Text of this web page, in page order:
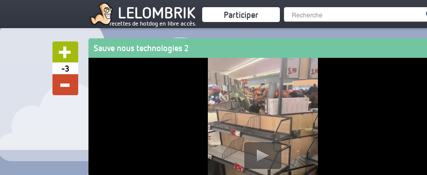
LELOMBRIK
recettes de hotdog en libre accès.
Participer
-3
Sauve nous technologies 2